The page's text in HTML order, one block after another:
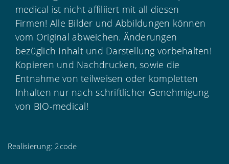
medical ist nicht affiliiert mit all diesen
Firmen! Alle Bilder und Abbildungen können
vom Original abweichen. Änderungen
bezüglich Inhalt und Darstellung vorbehalten!
Kopieren und Nachdrucken, sowie die
Entnahme von teilweisen oder kompletten
Inhalten nur nach schriftlicher Genehmigung
von BIO-medical!
Realisierung: 2code